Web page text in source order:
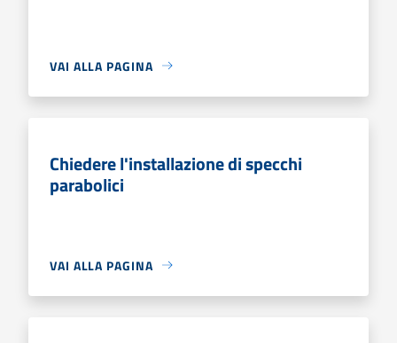
VAI ALLA PAGINA
Chiedere l'installazione di specchi
parabolici
VAI ALLA PAGINA